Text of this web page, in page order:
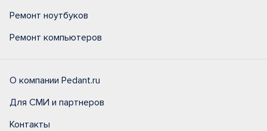
Ремонт ноутбуков
Ремонт компьютеров
О компании Pedant.ru
Для СМИ и партнеров
Контакты